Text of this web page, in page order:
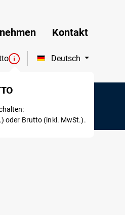
Kontakt
Deutsch